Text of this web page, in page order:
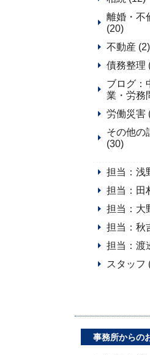
離婚・不
(20)
不動産 (2)
債務整理
ブログ：
業・労務
労働災害
その他の
(30)
担当：浅
担当：田
担当：大
担当：秋
担当：渡
スタッフ
事務所からの